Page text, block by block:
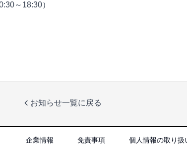
～18:30）
お知らせ一覧に戻る
企業情報 免責事項 個人情報の取り扱